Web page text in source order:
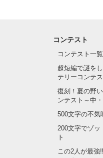
コンテスト
コンテスト一覧
超短編で謎を
テリーコンテス
復刻！夏の野
ンテスト～中
500文字の不気
200文字でゾッ
ト
この2人が最強